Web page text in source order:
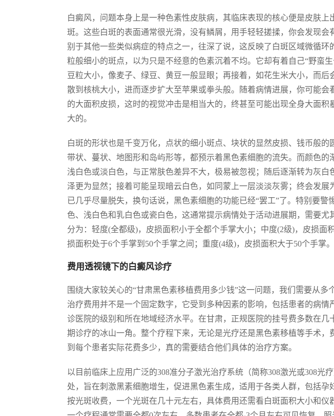
白癜风，问题本身上是一种色素性皮肤病，其临床表现的核心便是皮肤
斑。这些白斑的表面通常很光滑，没有鳞屑，用手轻轻搓揉，你会发现
别于其他一些类似病症的特点之一，往深了说，这反映了白斑区域微循
粒般细小的斑点，以为只是不经意的色素沉着不均。它却有着自己“野蛮
豆粒大小，像麦子、绿豆、黄豆一般显眼；再接着，如花生米大小，而
散到核桃大小，进而逐步扩大至苹果或拳头般。随着病情进展，你可能
的大面积皮损，这时的视觉冲击是相当大的，终甚至可能出现全身大面
大的。
白斑的形状也是千变万化，点状的细小斑点、块状的显然皮损、钱币般
带状、蔓状、地图形和岛屿形等，都预示着黑色素细胞的流失。而颜色
浅白色或淡白色，与正常肤色差异不大，极易被忽视；随后逐渐转为灰
泽更为显然；接着可能呈现暗云白色，如同蒙上一层淡淡灰雾；终会发
已几乎尽量脱失，换句话说，黑色素细胞的功能已经“罢工”了。特别要
色、浅白色和乳白色或瓷白色，这通常提示病情处于活动进展期，需要尤
分为：轻度(全都级)，皮损面积小于全都个手掌大小；中度(2级)，皮损面
损面积处于6个手掌到50个手掌之间；重度(4级)，皮损面积大于50个手掌。
费用透视镜下的白癜风诊疗
围绕大家较关心的“甘肃黑色素移植费用多少钱”这一问题，我们需要从
治疗费用并不是一个固定数字，它受到多种因素的影响，包括患者的病
诊医院的级别和所在地域经济水平。在甘肃，正规医院的挂号费多数在
期诊疗的冰山一角。整个疗程下来，无论是光疗还是黑色素移植等手术
到每个患者实际花费多少，真的需要结合他们具体的治疗方案。
以目前临床上应用广泛的308准分子激光治疗系统（简称308激光或308光
处，旨在刺激黑素细胞增生，促进黑色素生成，适用于各类人群，包括
按光斑收费，一个光斑在几十元左右，具体费用还需看白斑面积大小和仪